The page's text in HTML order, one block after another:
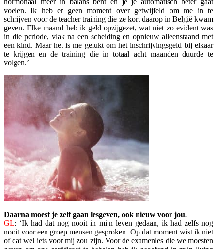
voelen. Ik heb er geen moment over getwijfeld om me in te
schrijven voor de teacher training die ze kort daarop in België kwam
geven. Elke maand heb ik geld opzijgezet, wat niet zo evident was
in die periode, vlak na een scheiding en opnieuw alleenstaand met
een kind. Maar het is me gelukt om het inschrijvingsgeld bij elkaar
te krijgen en de training die in totaal acht maanden duurde te
volgen.’
Daarna moest je zelf gaan lesgeven, ook nieuw voor jou.
GL: ‘Ik had dat nog nooit in mijn leven gedaan, ik had zelfs nog
nooit voor een groep mensen gesproken. Op dat moment wist ik niet
of dat wel iets voor mij zou zijn. Voor de examenles die we moesten